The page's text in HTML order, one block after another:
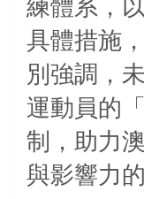
練體系，
具體措施
別強調，
運動員的
制，助力
與影響力